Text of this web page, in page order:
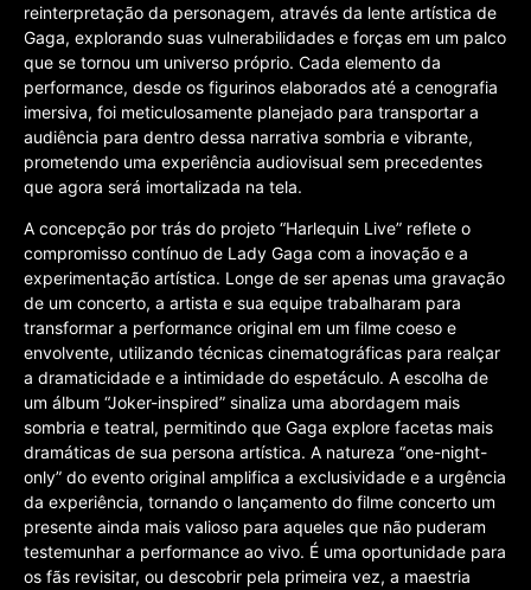
reinterpretação da personagem, através da lente artística de
Gaga, explorando suas vulnerabilidades e forças em um palco
que se tornou um universo próprio. Cada elemento da
performance, desde os figurinos elaborados até a cenografia
imersiva, foi meticulosamente planejado para transportar a
audiência para dentro dessa narrativa sombria e vibrante,
prometendo uma experiência audiovisual sem precedentes
que agora será imortalizada na tela.
A concepção por trás do projeto “Harlequin Live” reflete o
compromisso contínuo de Lady Gaga com a inovação e a
experimentação artística. Longe de ser apenas uma gravação
de um concerto, a artista e sua equipe trabalharam para
transformar a performance original em um filme coeso e
envolvente, utilizando técnicas cinematográficas para realçar
a dramaticidade e a intimidade do espetáculo. A escolha de
um álbum “Joker-inspired” sinaliza uma abordagem mais
sombria e teatral, permitindo que Gaga explore facetas mais
dramáticas de sua persona artística. A natureza “one-night-
only” do evento original amplifica a exclusividade e a urgência
da experiência, tornando o lançamento do filme concerto um
presente ainda mais valioso para aqueles que não puderam
testemunhar a performance ao vivo. É uma oportunidade para
os fãs revisitar, ou descobrir pela primeira vez, a maestria